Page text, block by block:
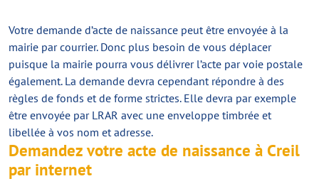
Votre demande d’acte de naissance peut être envoyée à la
mairie par courrier. Donc plus besoin de vous déplacer
puisque la mairie pourra vous délivrer l’acte par voie postale
également. La demande devra cependant répondre à des
règles de fonds et de forme strictes. Elle devra par exemple
être envoyée par LRAR avec une enveloppe timbrée et
libellée à vos nom et adresse.
Demandez votre acte de naissance à Creil
par internet